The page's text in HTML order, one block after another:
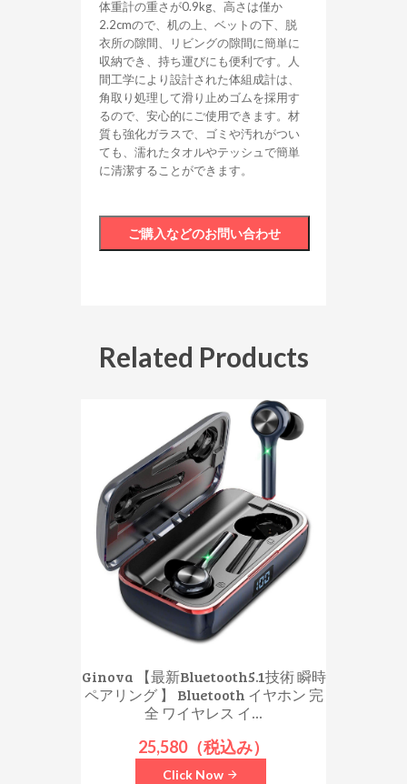
体重計の重さが0.9kg、高さは僅か
2.2cmので、机の上、ベットの下、脱
衣所の隙間、リビングの隙間に簡単に
収納でき、持ち運びにも便利です。人
間工学により設計された体組成計は、
角取り処理して滑り止めゴムを採用す
るので、安心的にご使用できます。材
質も強化ガラスで、ゴミや汚れがつい
ても、濡れたタオルやテッシュで簡単
に清潔することができます。
Related Products
Ginova 【最新Bluetooth5.1技術 瞬時
ペアリング 】 Bluetooth イヤホン 完
全 ワイヤレス イ...
25,580（税込み）
Click Now